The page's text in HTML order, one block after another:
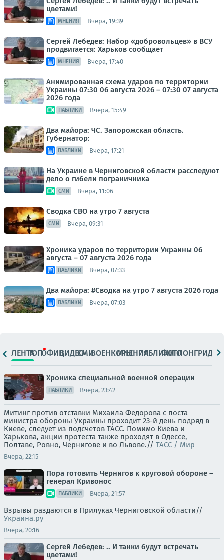
цветами!
МНЕНИЯ Вчера, 19:39
Сергей Лебедев: Набор «добровольцев» в ВСУ
продвигается: Харьков сообщает
МНЕНИЯ Вчера, 17:40
Анимированная схема ударов по территории
Украины 07:30 06 августа 2026 – 07:30 07 августа
2026 года
ПАБЛИКИ Вчера, 15:49
Два майора: ЧС. Запорожская область.
Губернатор:
ПАБЛИКИ Вчера, 17:21
На Украине в Черниговской области расследуют
дело о гибели пограничника
СМИ Вчера, 11:06
Сводка СВО на утро 7 августа
СМИ Вчера, 09:31
Хроника ударов по территории Украины 06
августа – 07 августа 2026 года
ПАБЛИКИ Вчера, 07:33
Два майора: #Сводка на утро 7 августа 2026 года
ПАБЛИКИ Вчера, 07:03
ЛЕНТАТОПОФИЦ.ВИДЕОСМИВОЕНКОРЫМНЕНИЯПАБЛИКИ
ФОТОЛОНГРИДЫ
Хроника специальной военной операции
ПАБЛИКИ Вчера, 23:42
Митинг против отставки Михаила Федорова с поста
министра обороны Украины проходит 23-й день подряд в
Киеве, следует из подсчетов ТАСС. Помимо Киева и
Харькова, акции протеста также проходят в Одессе,
Полтаве, Ровно, Чернигове и во Львове.// ТАСС / Мир
Вчера, 22:15
Пора готовить Чернигов к круговой обороне –
генерал Кривонос
ПАБЛИКИ Вчера, 21:57
Взрывы раздаются в Прилуках Черниговской области//
Украина.ру
Вчера, 20:16
Сергей Лебедев: .. И танки будут встречать
цветами!